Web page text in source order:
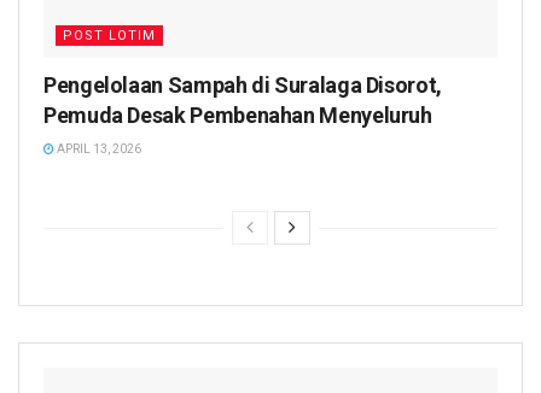
POST LOTIM
Pengelolaan Sampah di Suralaga Disorot,
Pemuda Desak Pembenahan Menyeluruh
APRIL 13, 2026